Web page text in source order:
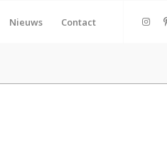
Nieuws Contact